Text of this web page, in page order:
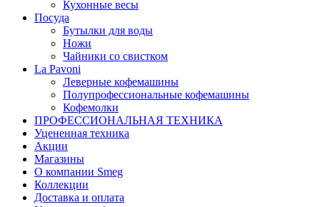
Кухонные весы
Посуда
Бутылки для воды
Ножи
Чайники со свистком
La Pavoni
Леверные кофемашины
Полупрофессиональные кофемашины
Кофемолки
ПРОФЕССИОНАЛЬНАЯ ТЕХНИКА
Уцененная техника
Акции
Магазины
О компании Smeg
Коллекции
Доставка и оплата